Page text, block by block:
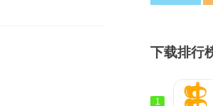
下载排行
1